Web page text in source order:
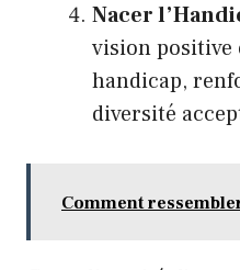
Nacer
vision positive
handicap,
diversité
Comment